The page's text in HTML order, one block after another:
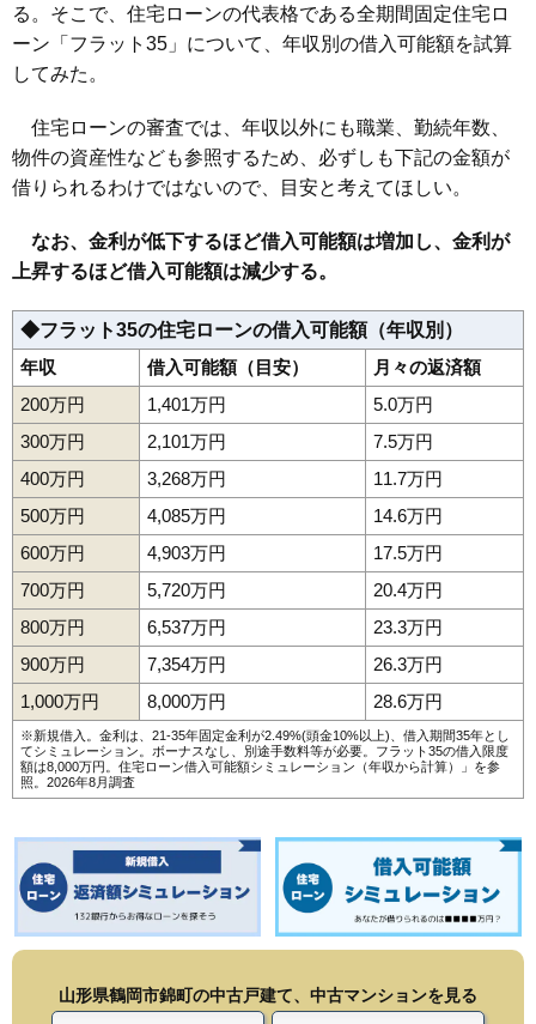
る。そこで、住宅ローンの代表格である全期間固定住宅ロ
ーン「フラット35」について、年収別の借入可能額を試算
してみた。
住宅ローンの審査では、年収以外にも職業、勤続年数、
物件の資産性なども参照するため、必ずしも下記の金額が
借りられるわけではないので、目安と考えてほしい。
なお、金利が低下するほど借入可能額は増加し、金利が
上昇するほど借入可能額は減少する。
◆フラット35の住宅ローンの借入可能額（年収別）
年収
借入可能額（目安）
月々の返済額
200万円
1,401万円
5.0万円
300万円
2,101万円
7.5万円
400万円
3,268万円
11.7万円
500万円
4,085万円
14.6万円
600万円
4,903万円
17.5万円
700万円
5,720万円
20.4万円
800万円
6,537万円
23.3万円
900万円
7,354万円
26.3万円
1,000万円
8,000万円 28.6万円
※新規借入。金利は、21-35年固定金利が2.49%(頭金10%以上)、借入期間35年とし
てシミュレーション。ボーナスなし、別途手数料等が必要。フラット35の借入限度
額は8,000万円。 住宅ローン借入可能額シミュレーション（年収から計算）
」を参
照。2026年8月調査
山形県鶴岡市錦町の中古戸建て、中古マンションを見る